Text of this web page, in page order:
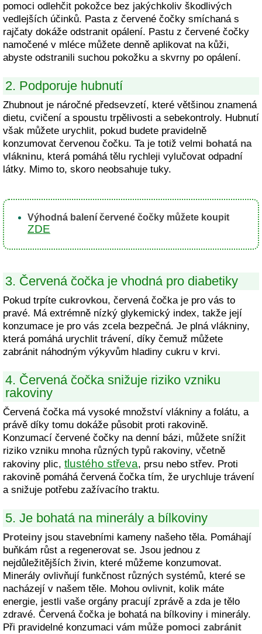
pomoci odlehčit pokožce bez jakýchkoliv škodlivých
vedlejších účinků. Pasta z červené čočky smíchaná s
rajčaty dokáže odstranit opálení. Pastu z červené čočky
namočené v mléce můžete denně aplikovat na kůži,
abyste odstranili suchou pokožku a skvrny po opálení.
2. Podporuje hubnutí
Zhubnout je náročné předsevzetí, které většinou znamená
dietu, cvičení a spoustu trpělivosti a sebekontroly. Hubnutí
však můžete urychlit, pokud budete pravidelně
konzumovat červenou čočku. Ta je totiž velmi bohatá na
vlákninu, která pomáhá tělu rychleji vylučovat odpadní
látky. Mimo to, skoro neobsahuje tuky.
Výhodná balení červené čočky můžete koupit
ZDE
3. Červená čočka je vhodná pro diabetiky
Pokud trpíte cukrovkou, červená čočka je pro vás to
pravé. Má extrémně nízký glykemický index, takže její
konzumace je pro vás zcela bezpečná. Je plná vlákniny,
která pomáhá urychlit trávení, díky čemuž můžete
zabránit náhodným výkyvům hladiny cukru v krvi.
4. Červená čočka snižuje riziko vzniku
rakoviny
Červená čočka má vysoké množství vlákniny a folátu, a
právě díky tomu dokáže působit proti rakovině.
Konzumací červené čočky na denní bázi, můžete snížit
riziko vzniku mnoha různých typů rakoviny, včetně
rakoviny plic, tlustého střeva, prsu nebo střev. Proti
rakovině pomáhá červená čočka tím, že urychluje trávení
a snižuje potřebu zažívacího traktu.
5. Je bohatá na minerály a bílkoviny
Proteinyjsou stavebními kameny našeho těla. Pomáhají
buňkám růst a regenerovat se. Jsou jednou z
nejdůležitějších živin, které můžeme konzumovat.
Minerály ovlivňují funkčnost různých systémů, které se
nacházejí v našem těle. Mohou ovlivnit, kolik máte
energie, jestli vaše orgány pracují zprávě a zda je tělo
zdravé. Červená čočka je bohatá na bílkoviny i minerály.
Při pravidelné konzumaci vám může pomoci zabránit